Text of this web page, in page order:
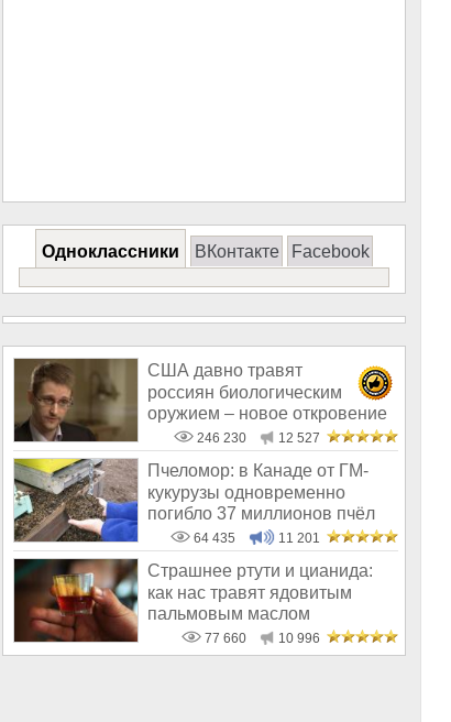
Одноклассники ВКонтакте Facebook
США давно травят
россиян биологическим
оружием – новое откровение
Эдварда Сноудена
246 230 12 527
Пчеломор: в Канаде от ГМ-
кукурузы одновременно
погибло 37 миллионов пчёл
64 435 11 201
Страшнее ртути и цианида:
как нас травят ядовитым
пальмовым маслом
77 660 10 996